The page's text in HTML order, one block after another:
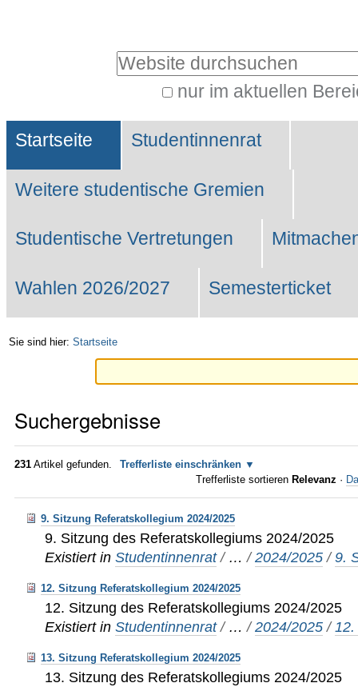
Website durchsuchen
nur im aktuellen
Suche…
Sektionen
Startseite Studentinnenrat
Weitere studentische Gremien
Studentische Vertretungen
Wahlen 2026/2027 Semesterticket
Sie sind hier: Startseite
Suchergebnisse
231 Artikel gefunden.
Trefferliste einschränken
Trefferliste sortieren Relevanz ·
9. Sitzung Referatskollegium 2024/2025
9. Sitzung des Referatskollegiums 2024/2025
Existiert in Studentinnenrat / …/2024/2025 /9.
12. Sitzung Referatskollegium 2024/2025
12. Sitzung des Referatskollegiums 2024/2025
Existiert in Studentinnenrat / …/2024/2025 /
13. Sitzung Referatskollegium 2024/2025
13. Sitzung des Referatskollegiums 2024/2025